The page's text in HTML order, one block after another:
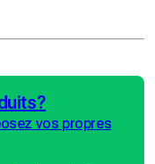
vos propres